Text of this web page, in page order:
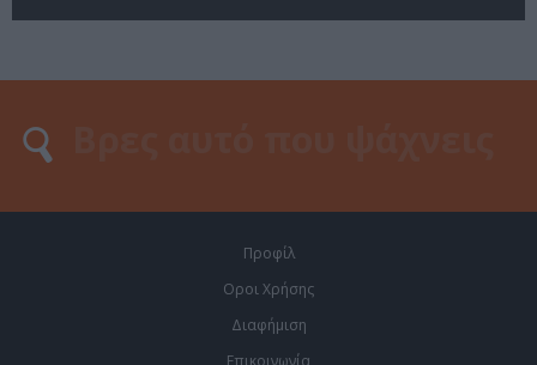
Προφίλ
Οροι Χρήσης
Διαφήμιση
Επικοινωνία